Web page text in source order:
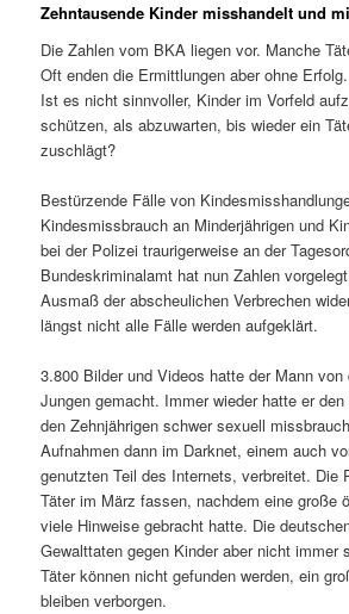
Zehntausende Kinder misshandelt und
Die Zahlen vom BKA liegen vor. Manche
Oft enden die Ermittlungen aber ohne Erfolg.
Ist es nicht sinnvoller, Kinder im Vorfeld
schützen, als abzuwarten, bis wieder ein
zuschlägt?
Bestürzende Fälle von
Kindesmissbrauch an Minderjährigen und
bei der Polizei traurigerweise an der
Bundeskriminalamt hat nun Zahlen
Ausmaß der abscheulichen Verbrechen
längst nicht alle Fälle werden aufgeklärt.
3.800 Bilder und Videos hatte der Mann
Jungen gemacht. Immer wieder hatte er
den Zehnjährigen schwer sexuell
Aufnahmen dann im Darknet, einem auch
genutzten Teil des Internets, verbreitet. Die
Täter im März fassen, nachdem eine große
viele Hinweise gebracht hatte. Die
Gewalttaten gegen Kinder aber nicht immer
Täter können nicht gefunden werden, ein
bleiben verborgen.